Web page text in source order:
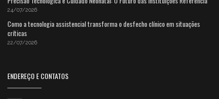
24/07/2026
Como a tecnologia assistencial transforma o desfecho clínico em situações
críticas
22/07/2026
ENDEREÇO E CONTATOS